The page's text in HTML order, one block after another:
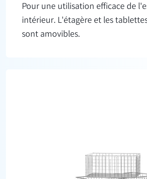
Pour une utilisation efficace de
intérieur. L'étagère et les
sont amovibles.